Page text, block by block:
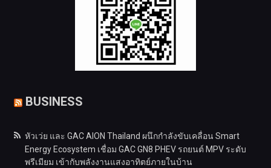
BUSINESS
หัวเว่ย และ GAC AION Thailand ผนึกกำลังขับเคลื่อน Smart
Energy Ecosystem เชื่อม GAC GN8 PHEV รถยนต์ MPV ระดับ
พรีเมียม เข้ากับพลังงานแสงอาทิตย์ภายในบ้าน